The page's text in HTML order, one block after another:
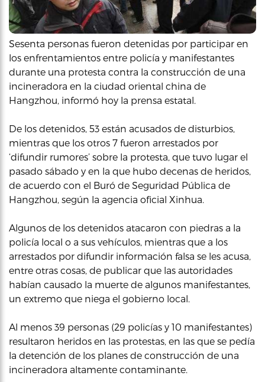
Sesenta personas fueron detenidas por participar en
los enfrentamientos entre policía y manifestantes
durante una protesta contra la construcción de una
incineradora en la ciudad oriental china de
Hangzhou, informó hoy la prensa estatal.
De los detenidos, 53 están acusados de disturbios,
mientras que los otros 7 fueron arrestados por
‘difundir rumores’ sobre la protesta, que tuvo lugar el
pasado sábado y en la que hubo decenas de heridos,
de acuerdo con el Buró de Seguridad Pública de
Hangzhou, según la agencia oficial Xinhua.
Algunos de los detenidos atacaron con piedras a la
policía local o a sus vehículos, mientras que a los
arrestados por difundir información falsa se les acusa,
entre otras cosas, de publicar que las autoridades
habían causado la muerte de algunos manifestantes,
un extremo que niega el gobierno local.
Al menos 39 personas (29 policías y 10 manifestantes)
resultaron heridos en las protestas, en las que se pedía
la detención de los planes de construcción de una
incineradora altamente contaminante.